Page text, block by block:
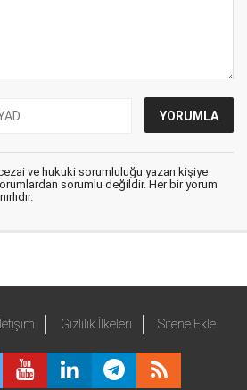
ve hukuki sorumluluğu yazan kişiye
sorumlu değildir. Her bir yorum
İletişim Gizlilik İlkeleri Sitene Ekle